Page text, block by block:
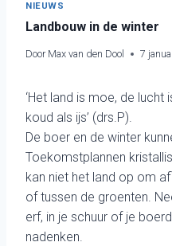
NIEUWS
Landbouw in de winter
Door Max van den Dool 7
‘Het land is moe, de lucht
koud als ijs’ (drs.P).
De boer en de winter
Toekomstplannen
kan niet het land op om
of tussen de groenten.
erf, in je schuur of je
nadenken.